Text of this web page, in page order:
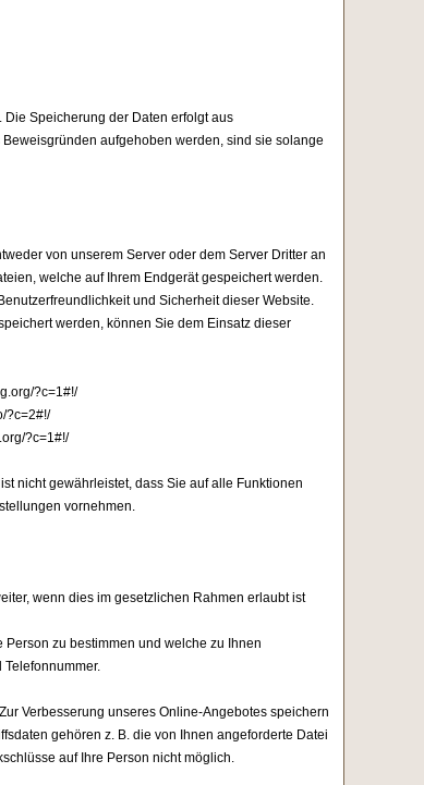
Speicherung der Daten erfolgt aus
aufgehoben werden, sind sie solange
von unserem Server oder dem Server Dritter an
welche auf Ihrem Endgerät gespeichert werden.
und Sicherheit dieser Website.
werden, können Sie dem Einsatz dieser
?c=1#!/
?c=2#!/
?c=1#!/
nicht gewährleistet, dass Sie auf alle Funktionen
vornehmen.
wenn dies im gesetzlichen Rahmen erlaubt ist
zu bestimmen und welche zu Ihnen
Verbesserung unseres Online-Angebotes speichern
gehören z. B. die von Ihnen angeforderte Datei
auf Ihre Person nicht möglich.